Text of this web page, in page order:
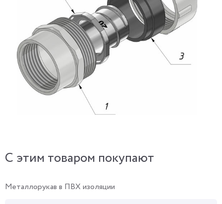
C этим товаром покупают
Металлорукав в ПВХ изоляции